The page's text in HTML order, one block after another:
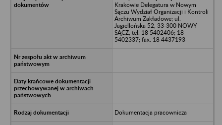
Krakowie Delegatura w Nowym
Sączu Wydział Organizacji i Kontroli
Archiwum Zakładowe; ul.
Jagiellońska 52, 33-300 NOWY
SĄCZ, tel. 18 5402406; 18
5402337; fax. 18 4437193
Dokumentacja pracownicza